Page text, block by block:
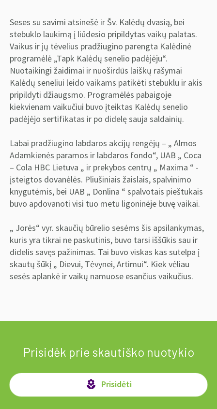
Seses su savimi atsinešė ir Šv. Kalėdų dvasią, bei
stebuklo laukimą į liūdesio pripildytas vaikų palatas.
Vaikus ir jų tėvelius pradžiugino parengta Kalėdinė
programėlė „Tapk Kalėdų senelio padėjėju“.
Nuotaikingi žaidimai ir nuoširdūs laiškų rašymai
Kalėdų seneliui leido vaikams patikėti stebuklu ir akis
pripildyti džiaugsmo. Programėlės pabaigoje
kiekvienam vaikučiui buvo įteiktas Kalėdų senelio
padėjėjo sertifikatas ir po didelę sauja saldainių.
Labai pradžiugino labdaros akcijų rengėjų – „ Almos
Adamkienės paramos ir labdaros fondo“, UAB „ Coca
– Cola HBC Lietuva „ ir prekybos centrų „ Maxima “ -
įsteigtos dovanėlės. Pliušiniais žaislais, spalvinimo
knygutėmis, bei UAB „ Donlina “ spalvotais pieštukais
buvo apdovanoti visi tuo metu ligoninėje buvę vaikai.
„ Jorės“ vyr. skaučių būrelio sesėms šis apsilankymas,
kuris yra tikrai ne paskutinis, buvo tarsi iššūkis sau ir
didelis savęs pažinimas. Tai buvo viskas kas sutelpa į
skautų šūkį „ Dievui, Tėvynei, Artimui“. Kiek vėliau
sesės aplankė ir vaikų namuose esančius vaikučius.
Prisidėk prie skautiško nuotykio
local_florist Prisidėti